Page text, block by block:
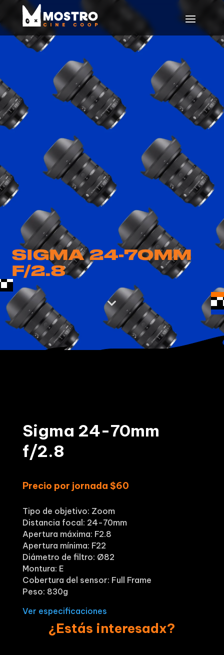
SIGMA 24-70MM
F/2.8

Sigma 24-70mm
f/2.8
Precio por jornada $60
Tipo de objetivo: Zoom
Distancia focal: 24-70mm
Apertura máxima: F2.8
Apertura mínima: F22
Diámetro de filtro: Ø82
Montura: E
Cobertura del sensor: Full Frame
Peso: 830g
Ver especificaciones
¿Estás interesadx?